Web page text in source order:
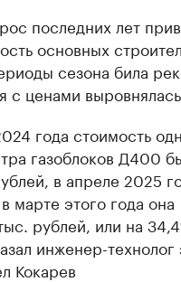
последних лет
основных
сезона била
с ценами выровнялась.
года стоимость
газоблоков Д400
в апреле 2025
марте этого года она
рублей, или на
инженер-технолог
Кокарев